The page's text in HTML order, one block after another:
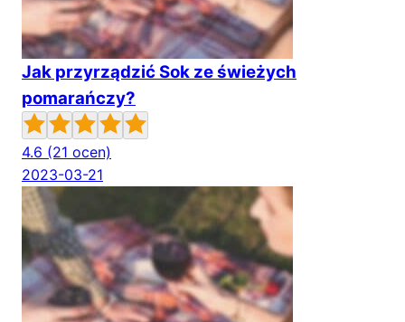
Jak przyrządzić Sok ze świeżych
pomarańczy?
4.6 (21 ocen)
2023-03-21